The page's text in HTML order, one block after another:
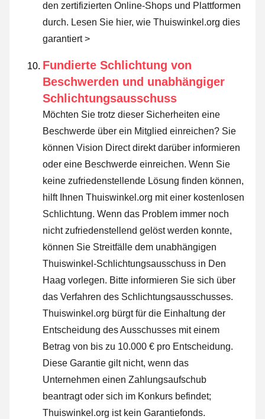
den zertifizierten Online-Shops und Plattformen
durch. Lesen Sie hier, wie Thuiswinkel.org dies
garantiert >
Fundierte Schlichtung von
Beschwerden und unabhängiger
Schlichtungsausschuss
Möchten Sie trotz dieser Sicherheiten eine
Beschwerde über ein Mitglied einreichen? Sie
können Vision Direct direkt darüber informieren
oder eine Beschwerde einreichen. Wenn Sie
keine zufriedenstellende Lösung finden können,
hilft Ihnen Thuiswinkel.org mit einer kostenlosen
Schlichtung. Wenn das Problem immer noch
nicht zufriedenstellend gelöst werden konnte,
können Sie Streitfälle dem unabhängigen
Thuiswinkel-Schlichtungsausschuss in Den
Haag vorlegen. Bitte informieren Sie sich über
das Verfahren des Schlichtungsausschusses.
Thuiswinkel.org bürgt für die Einhaltung der
Entscheidung des Ausschusses mit einem
Betrag von bis zu 10.000 € pro Entscheidung.
Diese Garantie gilt nicht, wenn das
Unternehmen einen Zahlungsaufschub
beantragt oder sich im Konkurs befindet;
Thuiswinkel.org ist kein Garantiefonds.